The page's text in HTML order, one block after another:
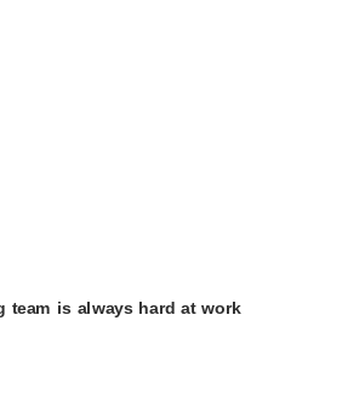
team is always hard at work